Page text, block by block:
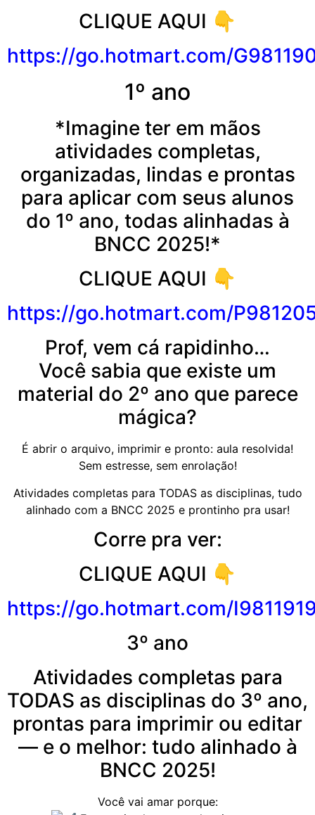
CLIQUE AQUI 👇
https://go.hotmart.com/
1º ano
*Imagine ter em mãos
atividades completas,
organizadas, lindas e prontas
para aplicar com seus alunos
do 1º ano, todas alinhadas à
BNCC 2025!*
CLIQUE AQUI 👇
https://go.hotmart.com/
Prof, vem cá rapidinho…
Você sabia que existe um
material do 2º ano que parece
mágica?
É abrir o arquivo, imprimir e pronto: aula resolvida!
Sem estresse, sem enrolação!
Atividades completas para TODAS as disciplinas, tudo
alinhado com a BNCC 2025 e prontinho pra usar!
Corre pra ver:
CLIQUE AQUI 👇
https://go.hotmart.com/
3º ano
Atividades completas para
TODAS as disciplinas do 3º ano,
prontas para imprimir ou editar
— e o melhor: tudo alinhado à
BNCC 2025!
Você vai amar porque: